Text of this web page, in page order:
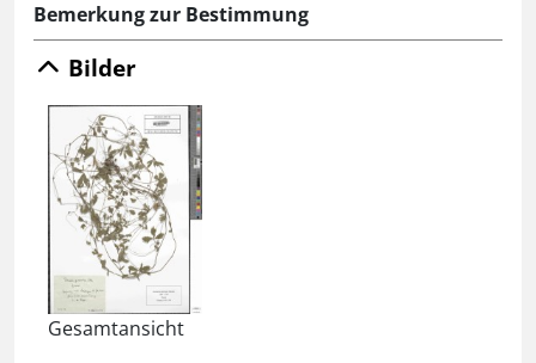
Bemerkung zur Bestimmung
Bilder
Gesamtansicht